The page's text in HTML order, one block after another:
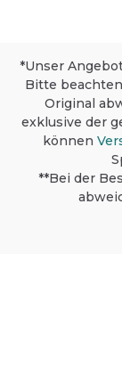
*Unser
Bitte
Original
exklusive der
können
**Bei der